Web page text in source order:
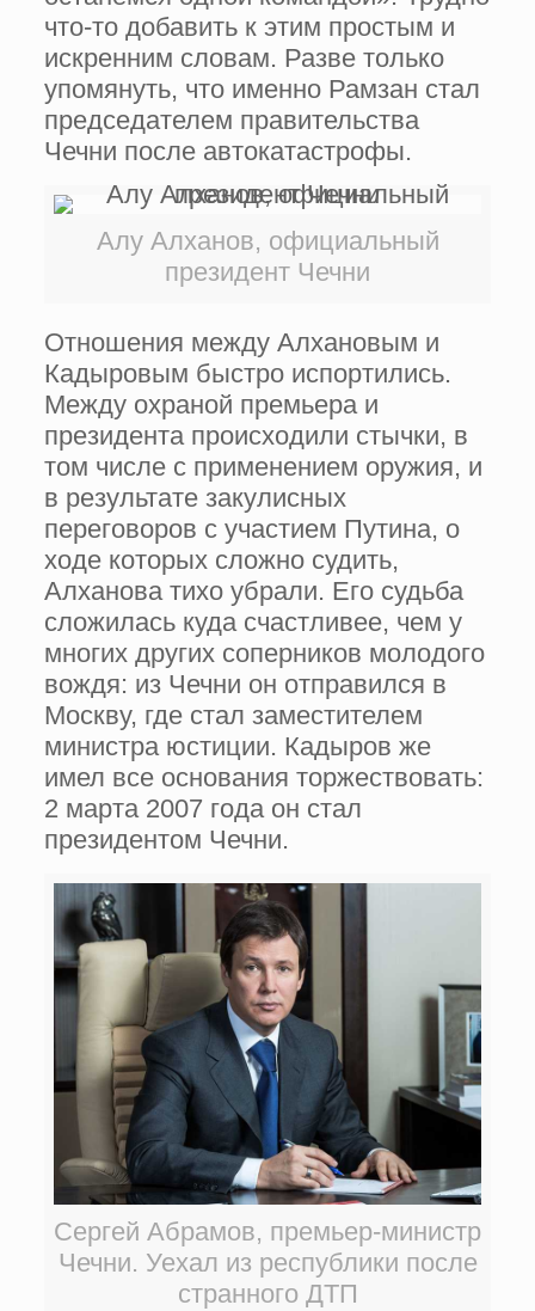
что-то добавить к этим простым и
искренним словам. Разве только
упомянуть, что именно Рамзан стал
председателем правительства
Чечни после автокатастрофы.
Алу Алханов, официальный
президент Чечни
Отношения между Алхановым и
Кадыровым быстро испортились.
Между охраной премьера и
президента происходили стычки, в
том числе с применением оружия, и
в результате закулисных
переговоров с участием Путина, о
ходе которых сложно судить,
Алханова тихо убрали. Его судьба
сложилась куда счастливее, чем у
многих других соперников молодого
вождя: из Чечни он отправился в
Москву, где стал заместителем
министра юстиции. Кадыров же
имел все основания торжествовать:
2 марта 2007 года он стал
президентом Чечни.
Сергей Абрамов, премьер-министр
Чечни. Уехал из республики после
странного ДТП